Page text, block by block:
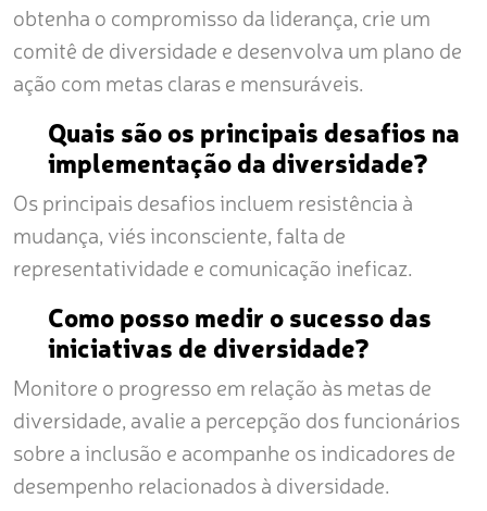
obtenha o compromisso da liderança, crie um
comitê de diversidade e desenvolva um plano de
ação com metas claras e mensuráveis.
Quais são os principais desafios na
implementação da diversidade?
Os principais desafios incluem resistência à
mudança, viés inconsciente, falta de
representatividade e comunicação ineficaz.
Como posso medir o sucesso das
iniciativas de diversidade?
Monitore o progresso em relação às metas de
diversidade, avalie a percepção dos funcionários
sobre a inclusão e acompanhe os indicadores de
desempenho relacionados à diversidade.